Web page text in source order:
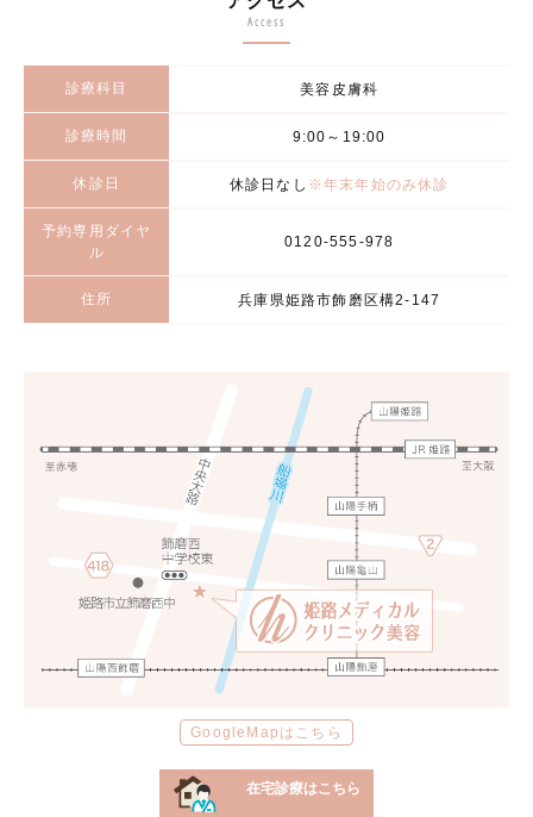
Access
診療科目 美容皮膚科
診療時間 9:00～19:00
休診日 休診日なし ※年末年始のみ休診
予約専用ダイヤ
ル
0120-555-978
住所 兵庫県姫路市飾磨区構2-147
GoogleMapはこちら
在宅診療はこちら